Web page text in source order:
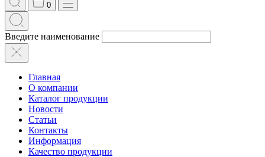
0
Введите наименование
Главная
О компании
Каталог продукции
Новости
Статьи
Контакты
Информация
Качество продукции